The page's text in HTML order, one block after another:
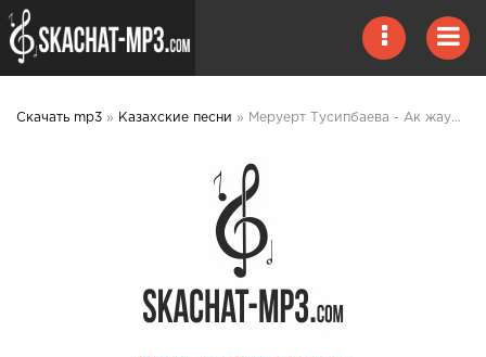
Скачать mp3 » Казахские песни » Меруерт Тусипбаева - Ак жауын mp3 скачать